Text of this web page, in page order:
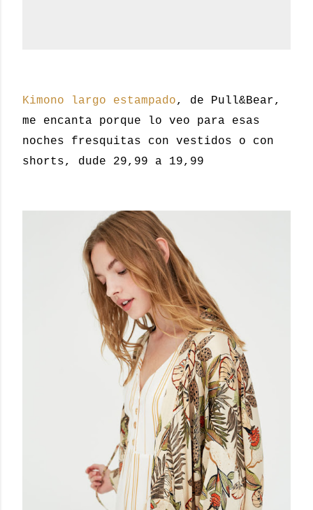
Kimono largo estampado, de Pull&Bear,
me encanta porque lo veo para esas
noches fresquitas con vestidos o con
shorts, dude 29,99 a 19,99